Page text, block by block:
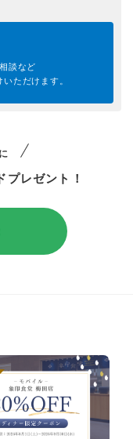
談など
いただけます。
プレゼント！